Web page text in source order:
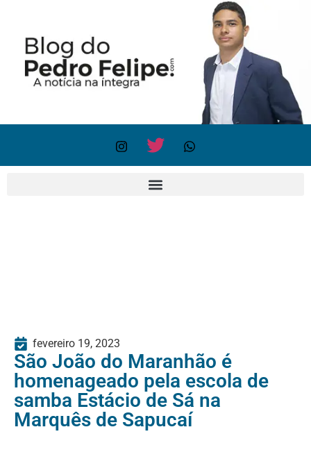
fevereiro 19, 2023
São João do Maranhão é
homenageado pela escola de
samba Estácio de Sá na
Marquês de Sapucaí